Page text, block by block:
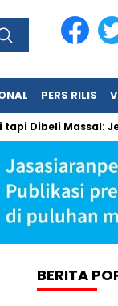
PERS RILIS
Massal: Jejak
BERITA